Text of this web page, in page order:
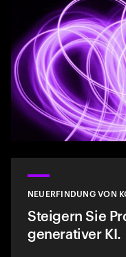
NEUERFINDUNG VON
Steigern Sie
generativer KI.